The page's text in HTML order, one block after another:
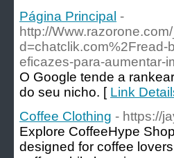
Página Principal -
http://
d=chatclik.com%2Fread-
eficazes-para-aumentar-
O Google tende a
do seu nicho. [ Link
Coffee Clothing - https://
Explore CoffeeHype
designed for coffee